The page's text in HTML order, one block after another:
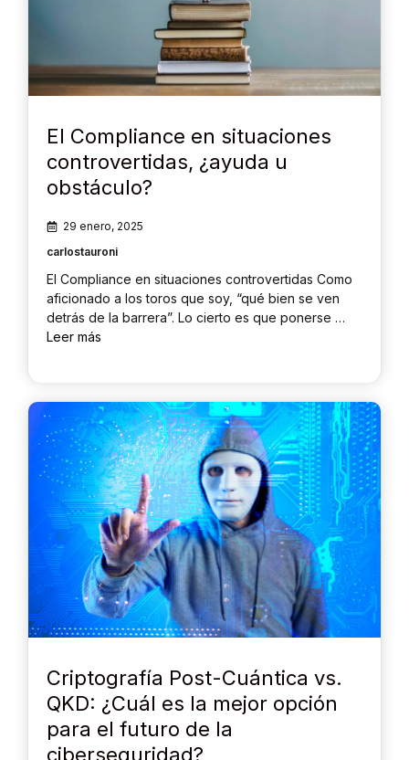
El Compliance en situaciones
controvertidas, ¿ayuda u
obstáculo?
29 enero, 2025
carlostauroni
El Compliance en situaciones controvertidas Como
aficionado a los toros que soy, “qué bien se ven
detrás de la barrera”. Lo cierto es que ponerse …
Leer más
Criptografía Post-Cuántica vs.
QKD: ¿Cuál es la mejor opción
para el futuro de la
ciberseguridad?